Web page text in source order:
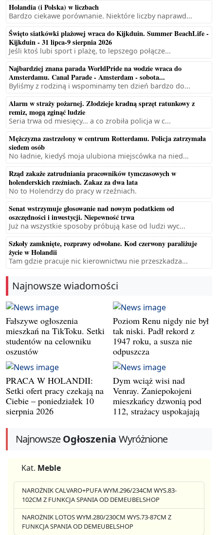
Holandia (i Polska) w liczbach
Bardzo ciekawe porównanie. Niektóre liczby naprawd...
Święto siatkówki plażowej wraca do Kijkduin. Summer BeachLife -
Kijkduin - 31 lipca-9 sierpnia 2026
Jeśli ktoś lubi sport i plażę, to lepszego połącze...
Najbardziej znana parada WorldPride na wodzie wraca do
Amsterdamu. Canal Parade - Amsterdam - sobota...
Byliśmy z rodziną i wspominamy ten dzień bardzo do...
Alarm w straży pożarnej. Złodzieje kradną sprzęt ratunkowy z
remiz, mogą zginąć ludzie
Seria trwa od miesięcy... a co zrobiła policja w c...
Mężczyzna zastrzelony w centrum Rotterdamu. Policja zatrzymała
siedem osób
No ładnie, kiedyś moja ulubiona miejscówka na nied...
Rząd zakaże zatrudniania pracowników tymczasowych w
holenderskich rzeźniach. Zakaz za dwa lata
No to Holendrzy do pracy w rzeźniach.
Senat wstrzymuje głosowanie nad nowym podatkiem od
oszczędności i inwestycji. Niepewność trwa
Już na wszystkie sposoby próbują kase od ludzi wyc...
Szkoły zamknięte, rozprawy odwołane. Kod czerwony paraliżuje
życie w Holandii
Tam gdzie pracuje nic kierownictwu nie przeszkadza...
Najnowsze wiadomości
Fałszywe ogłoszenia
mieszkań na TikToku. Setki
studentów na celowniku
oszustów
Poziom Renu nigdy nie był
tak niski. Padł rekord z
1947 roku, a susza nie
odpuszcza
PRACA W HOLANDII:
Setki ofert pracy czekają na
Ciebie – poniedziałek 10
sierpnia 2026
Dym wciąż wisi nad
Venray. Zaniepokojeni
mieszkańcy dzwonią pod
112, strażacy uspokajają
NajnowszeOgłoszenia Wyróżnione
Kat. Meble
NAROŻNIK CALVARO+PUFA WYM.296/234CM WYS.83-
102CM Z FUNKCJA SPANIA OD DEMEUBELSHOP
NAROŻNIK LOTOS WYM.280/230CM WYS.73-87CM Z
FUNKCJA SPANIA OD DEMEUBELSHOP